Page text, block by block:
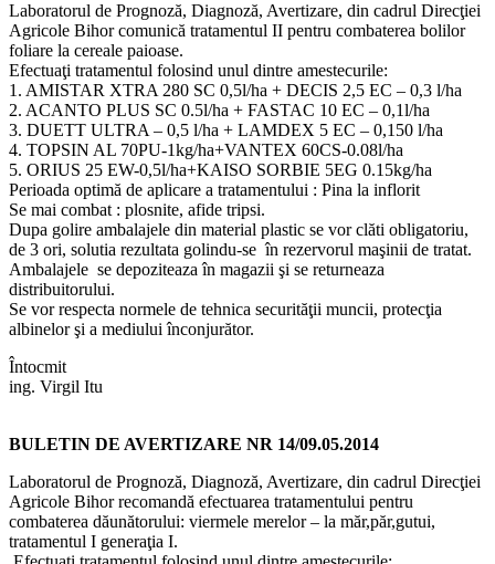
Laboratorul de Prognoză, Diagnoză, Avertizare, din cadrul Direcţiei
Agricole Bihor comunică tratamentul II pentru combaterea bolilor
foliare la cereale paioase.
Efectuaţi tratamentul folosind unul dintre amestecurile:
1. AMISTAR XTRA 280 SC 0,5l/ha + DECIS 2,5 EC – 0,3 l/ha
2. ACANTO PLUS SC 0.5l/ha + FASTAC 10 EC – 0,1l/ha
3. DUETT ULTRA – 0,5 l/ha + LAMDEX 5 EC – 0,150 l/ha
4. TOPSIN AL 70PU-1kg/ha+VANTEX 60CS-0.08l/ha
5. ORIUS 25 EW-0,5l/ha+KAISO SORBIE 5EG 0.15kg/ha
Perioada optimă de aplicare a tratamentului : Pina la inflorit
Se mai combat : plosnite, afide tripsi.
Dupa golire ambalajele din material plastic se vor clăti obligatoriu,
de 3 ori, solutia rezultata golindu-se în rezervorul maşinii de tratat.
Ambalajele se depoziteaza în magazii şi se returneaza
distribuitorului.
Se vor respecta normele de tehnica securităţii muncii, protecţia
albinelor şi a mediului înconjurător.
Întocmit
ing. Virgil Itu
BULETIN DE AVERTIZARE NR 14/09.05.2014
Laboratorul de Prognoză, Diagnoză, Avertizare, din cadrul Direcţiei
Agricole Bihor recomandă efectuarea tratamentului pentru
combaterea dăunătorului: viermele merelor – la măr,păr,gutui,
tratamentul I generaţia I.